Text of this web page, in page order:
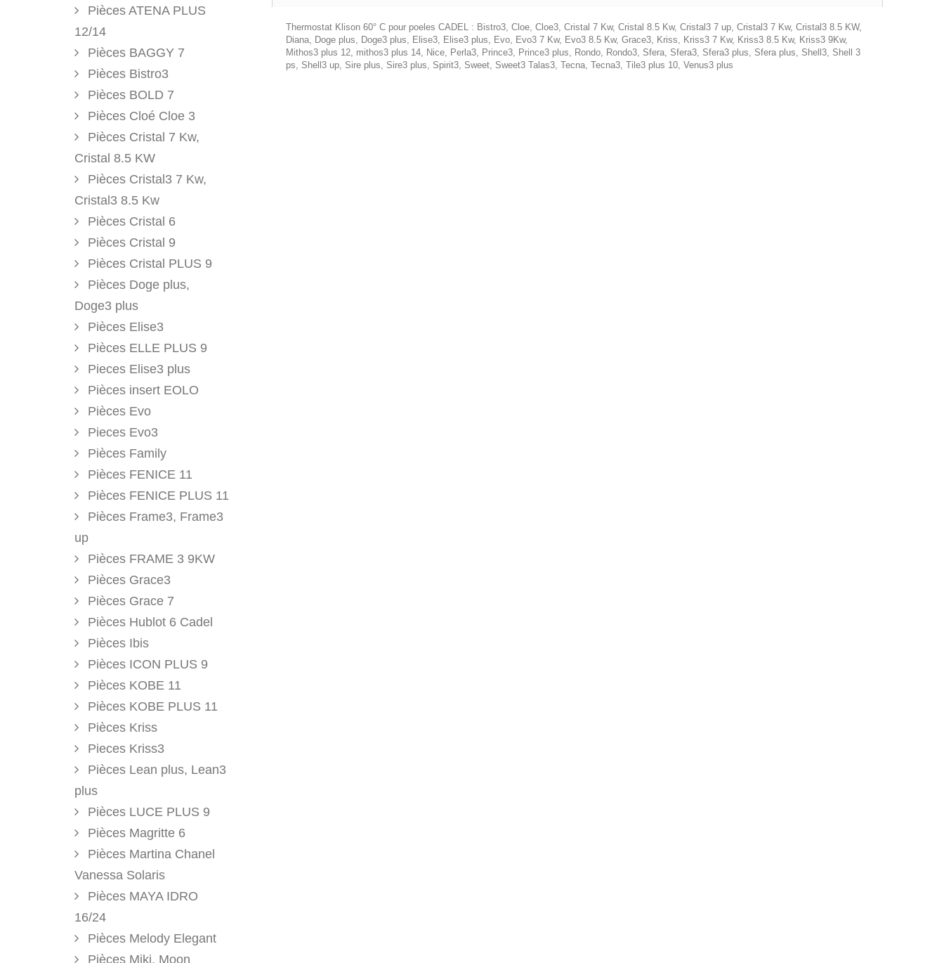
Pièces ATENA PLUS
12/14
Pièces BAGGY 7
Pièces Bistro3
Pièces BOLD 7
Pièces Cloé Cloe 3
Pièces Cristal 7 Kw,
Cristal 8.5 KW
Pièces Cristal3 7 Kw,
Cristal3 8.5 Kw
Pièces Cristal 6
Pièces Cristal 9
Pièces Cristal PLUS 9
Pièces Doge plus,
Doge3 plus
Pièces Elise3
Pièces ELLE PLUS 9
Pieces Elise3 plus
Pièces insert EOLO
Pièces Evo
Pieces Evo3
Pièces Family
Pièces FENICE 11
Pièces FENICE PLUS 11
Pièces Frame3, Frame3
up
Pièces FRAME 3 9KW
Pièces Grace3
Pièces Grace 7
Pièces Hublot 6 Cadel
Pièces Ibis
Pièces ICON PLUS 9
Pièces KOBE 11
Pièces KOBE PLUS 11
Pièces Kriss
Pieces Kriss3
Pièces Lean plus, Lean3
plus
Pièces LUCE PLUS 9
Pièces Magritte 6
Pièces Martina Chanel
Vanessa Solaris
Pièces MAYA IDRO
16/24
Pièces Melody Elegant
Pièces Miki, Moon
Thermostat Klison 60° C pour poeles CADEL : Bistro3, Cloe, Cloe3, Cristal 7 Kw, Cristal 8.5 Kw, Cristal3 7 up, Cristal3 7 Kw, Cristal3 8.5 KW,
Diana, Doge plus, Doge3 plus, Elise3, Elise3 plus, Evo, Evo3 7 Kw, Evo3 8.5 Kw, Grace3, Kriss, Kriss3 7 Kw, Kriss3 8.5 Kw, Kriss3 9Kw,
Mithos3 plus 12, mithos3 plus 14, Nice, Perla3, Prince3, Prince3 plus, Rondo, Rondo3, Sfera, Sfera3, Sfera3 plus, Sfera plus, Shell3, Shell 3
ps, Shell3 up, Sire plus, Sire3 plus, Spirit3, Sweet, Sweet3 Talas3, Tecna, Tecna3, Tile3 plus 10, Venus3 plus